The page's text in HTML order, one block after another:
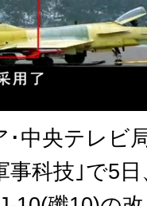
中央テレビ
科技｣で5